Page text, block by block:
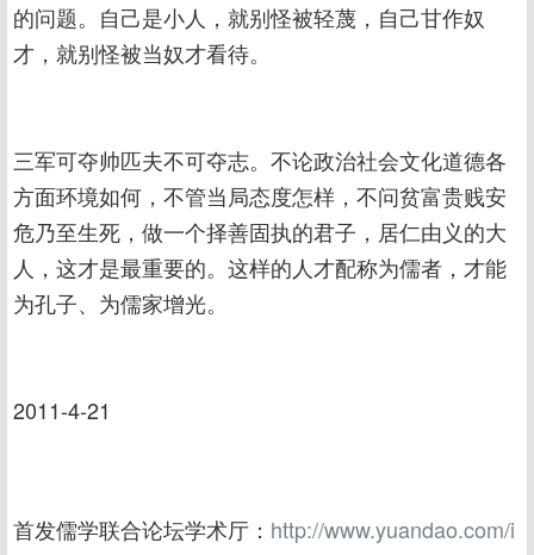
的问题。自己是小人，就别怪被轻蔑，自己甘作奴
才，就别怪被当奴才看待。
三军可夺帅匹夫不可夺志。不论政治社会文化道德各
方面环境如何，不管当局态度怎样，不问贫富贵贱安
危乃至生死，做一个择善固执的君子，居仁由义的大
人，这才是最重要的。这样的人才配称为儒者，才能
为孔子、为儒家增光。
2011-4-21
首发儒学联合论坛学术厅： http://www.yuandao.com/i